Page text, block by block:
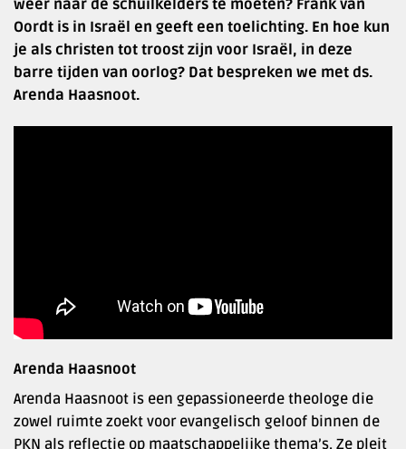
weer naar de schuilkelders te moeten? Frank van
Oordt is in Israël en geeft een toelichting. En hoe kun
je als christen tot troost zijn voor Israël, in deze
barre tijden van oorlog? Dat bespreken we met ds.
Arenda Haasnoot.
Arenda Haasnoot
Arenda Haasnoot is een gepassioneerde theologe die
zowel ruimte zoekt voor evangelisch geloof binnen de
PKN als reflectie op maatschappelijke thema’s. Ze pleit